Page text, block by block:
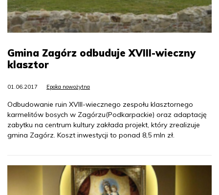
Gmina Zagórz odbuduje XVIII-wieczny
klasztor
01.06.2017 Epoka nowożytna
Odbudowanie ruin XVIII-wiecznego zespołu klasztornego
karmelitów bosych w Zagórzu(Podkarpackie) oraz adaptację
zabytku na centrum kultury zakłada projekt, który zrealizuje
gmina Zagórz. Koszt inwestycji to ponad 8,5 mln zł.